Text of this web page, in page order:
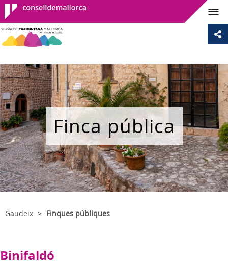
Consell de
Mallorca
Finca pública
Gaudeix Finques públiques
Binifaldó